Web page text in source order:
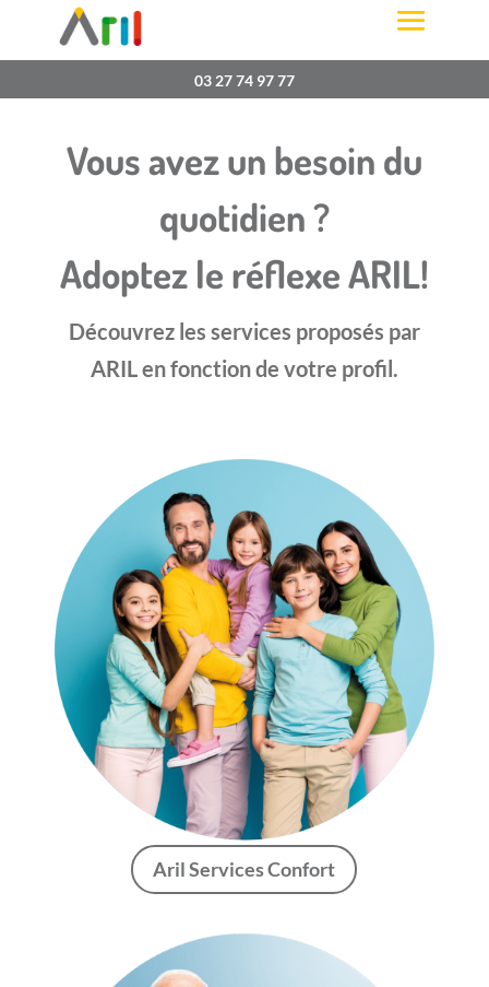
03 27 74 97 77
Vous avez un besoin du
quotidien ?
Adoptez le réflexe ARIL!
Découvrez les services proposés par
ARIL en fonction de votre profil.
Aril Services Confort